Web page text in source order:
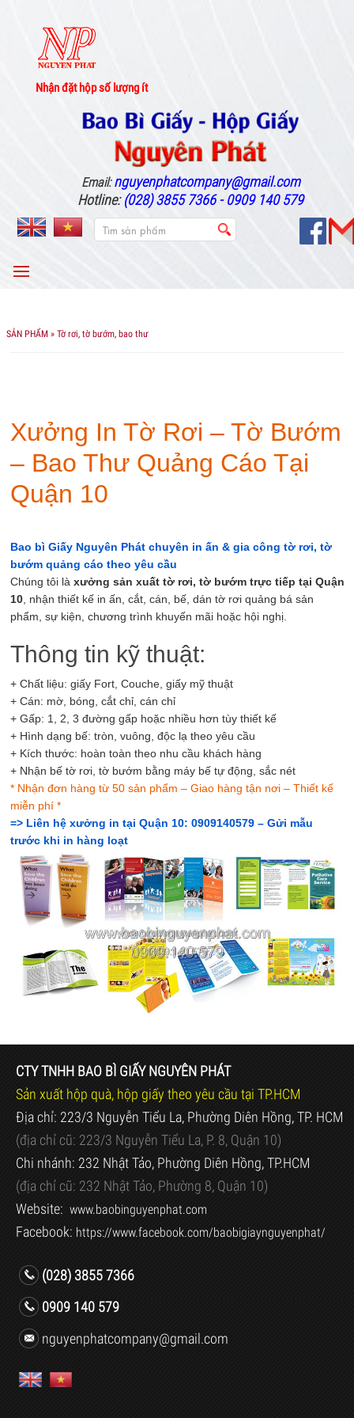
Nhận đặt hộp số lượng ít
Email:nguyenphatcompany@gmail.com
Hotline:(028) 3855 7366 - 0909 140 579
MENU
SẢN PHẨM » Tờ rơi, tờ bướm, bao thư
Xưởng In Tờ Rơi – Tờ Bướm
– Bao Thư Quảng Cáo Tại
Quận 10
Bao bì Giấy Nguyên Phát chuyên in ấn & gia công tờ rơi, tờ
bướm quảng cáo theo yêu cầu
Chúng tôi là xưởng sản xuất tờ rơi, tờ bướm trực tiếp tại Quận
10, nhận thiết kế in ấn, cắt, cán, bế, dán tờ rơi quảng bá sản
phẩm, sự kiện, chương trình khuyến mãi hoặc hội nghị.
Thông tin kỹ thuật:
+ Chất liệu: giấy Fort, Couche, giấy mỹ thuật
+ Cán: mờ, bóng, cắt chỉ, cán chỉ
+ Gấp: 1, 2, 3 đường gấp hoặc nhiều hơn tùy thiết kế
+ Hình dạng bế: tròn, vuông, độc lạ theo yêu cầu
+ Kích thước: hoàn toàn theo nhu cầu khách hàng
+ Nhận bế tờ rơi, tờ bướm bằng máy bế tự động, sắc nét
* Nhận đơn hàng từ 50 sản phẩm – Giao hàng tận nơi – Thiết kế
miễn phí *
=> Liên hệ xưởng in tại Quận 10: 0909140579 – Gửi mẫu
trước khi in hàng loạt
CTY TNHH BAO BÌ GIẤY NGUYÊN PHÁT
Sản xuất hộp quà, hộp giấy theo yêu cầu tại TP.HCM
Địa chỉ: 223/3 Nguyễn Tiểu La, Phường Diên Hồng, TP. HCM
(địa chỉ cũ: 223/3 Nguyễn Tiểu La, P. 8, Quận 10)
Chi nhánh: 232 Nhật Tảo, Phường Diên Hồng, TP.HCM
(địa chỉ cũ: 232 Nhật Tảo, Phường 8, Quận 10)
Website: www.baobinguyenphat.com
Facebook: https://www.facebook.com/baobigiaynguyenphat/
(028) 3855 7366
0909 140 579
nguyenphatcompany@gmail.com